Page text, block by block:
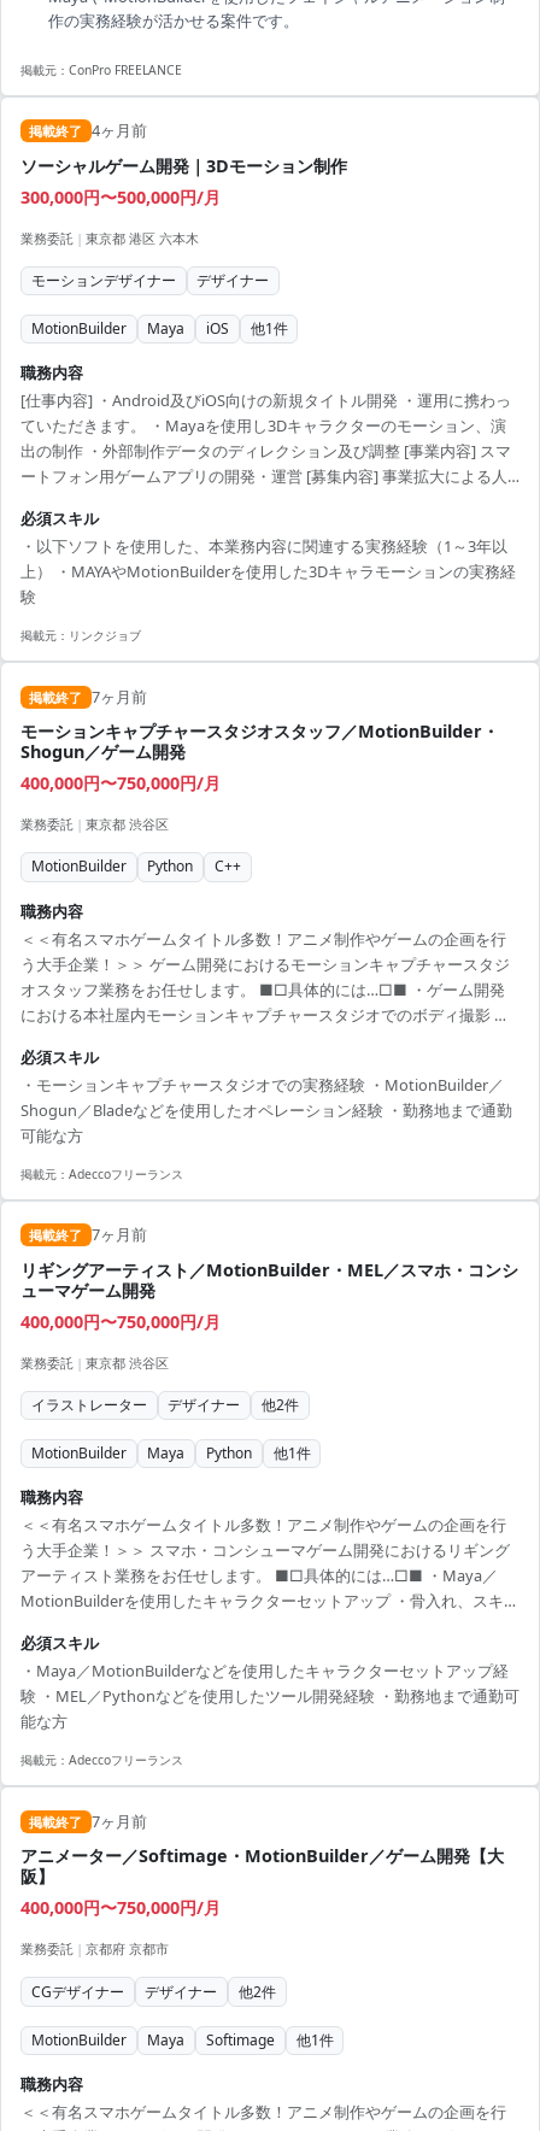
作の実務経験が活かせる案件です。
掲載元： ConPro FREELANCE
掲載終了 4ヶ月前
ソーシャルゲーム開発｜3Dモーション制作
300,000円〜500,000円/月
業務委託 | 東京都 港区 六本木
モーションデザイナー デザイナー
MotionBuilder Maya iOS 他1件
職務内容
[仕事内容] ・Android及びiOS向けの新規タイトル開発 ・運用に携わっ
ていただきます。 ・Mayaを使用し3Dキャラクターのモーション、演
出の制作 ・外部制作データのディレクション及び調整 [事業内容] スマ
ートフォン用ゲームアプリの開発・運営 [募集内容] 事業拡大による人
ンライン面接1回～3回 ※事前に履歴書、スキルシート、ポートフォリ
オをメールにて送付いただきます。 [待遇] ［フリーランス向け福利厚
生パッケージ］ フリーランスの方でも、安心して働くための福利厚生
パッケージを提供します。 ビジネスサポート、ライ...
必須スキル
・以下ソフトを使用した、本業務内容に関連する実務経験（1～3年以
上） ・MAYAやMotionBuilderを使用した3Dキャラモーションの実務経
験
掲載元： リンクジョブ
掲載終了 7ヶ月前
モーションキャプチャースタジオスタッフ／MotionBuilder・
Shogun／ゲーム開発
400,000円〜750,000円/月
業務委託 | 東京都 渋谷区
MotionBuilder Python C++
職務内容
＜＜有名スマホゲームタイトル多数！アニメ制作やゲームの企画を行
う大手企業！＞＞ ゲーム開発におけるモーションキャプチャースタジ
オスタッフ業務をお任せします。 ■□具体的には…□■ ・ゲーム開発
における本社屋内モーションキャプチャースタジオでのボディ撮影 ・
な方におすすめです！＞ ・新しい技術やツールを積極的に学び、実務
に活かしたい方 ・多くの方の役に立つサービス開発に携わりたい方
必須スキル
・モーションキャプチャースタジオでの実務経験 ・MotionBuilder／
Shogun／Bladeなどを使用したオペレーション経験 ・勤務地まで通勤
可能な方
掲載元： Adeccoフリーランス
掲載終了 7ヶ月前
リギングアーティスト／MotionBuilder・MEL／スマホ・コンシ
ューマゲーム開発
400,000円〜750,000円/月
業務委託 | 東京都 渋谷区
イラストレーター デザイナー 他2件
MotionBuilder Maya Python 他1件
職務内容
＜＜有名スマホゲームタイトル多数！アニメ制作やゲームの企画を行
う大手企業！＞＞ スマホ・コンシューマゲーム開発におけるリギング
アーティスト業務をお任せします。 ■□具体的には…□■ ・Maya／
MotionBuilderを使用したキャラクターセットアップ ・骨入れ、スキニ
た作業効率化の為のツール支援 ・DCCツール／ゲームエンジンを使用
した揺れもの設定 ・めり込み修正のためのガイドモーション作業 ＜こ
んな方におすすめです！＞ ・デザインスキルを活かしたい方 ・新しい
技術や表現に挑戦したい方
必須スキル
・Maya／MotionBuilderなどを使用したキャラクターセットアップ経
験 ・MEL／Pythonなどを使用したツール開発経験 ・勤務地まで通勤可
能な方
掲載元： Adeccoフリーランス
掲載終了 7ヶ月前
アニメーター／Softimage・MotionBuilder／ゲーム開発【大
阪】
400,000円〜750,000円/月
業務委託 | 京都府 京都市
CGデザイナー デザイナー 他2件
MotionBuilder Maya Softimage 他1件
職務内容
＜＜有名スマホゲームタイトル多数！アニメ制作やゲームの企画を行